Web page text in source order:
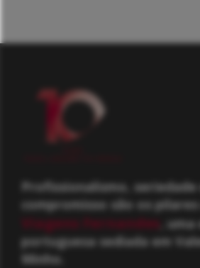
Profissionalismo, seriedade
compromisso são os
Viagens Fernandes
,
portuguesa sediada em
Minho.